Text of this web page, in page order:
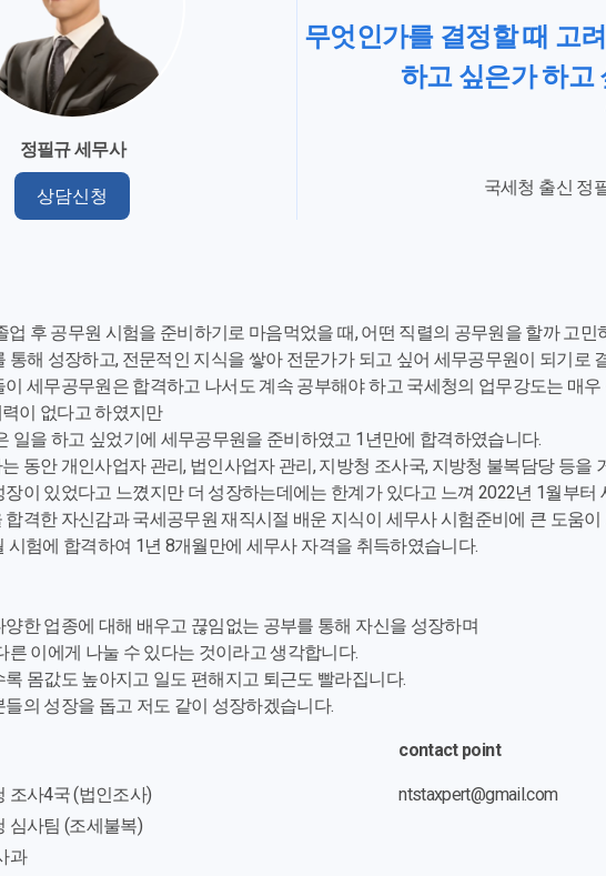
정필규 세무사
상담신청
무엇인가를 결정할 때 고
하고 싶은가 하고
국세청 출신 정
업 후 공무원 시험을 준비하기로 마음먹었을 때, 어떤 직렬의 공무원을 할까 고민
통해 성장하고, 전문적인 지식을 쌓아 전문가가 되고 싶어 세무공무원이 되기로
세무공무원은 합격하고 나서도 계속 공부해야 하고 국세청의 업무강도는 매우
이 없다고 하였지만
일을 하고 싶었기에 세무공무원을 준비하였고 1년만에 합격하였습니다.
동안 개인사업자 관리, 법인사업자 관리, 지방청 조사국, 지방청 불복담당 등을
이 있었다고 느꼈지만 더 성장하는데에는 한계가 있다고 느껴 2022년 1월부터
합격한 자신감과 국세공무원 재직시절 배운 지식이 세무사 시험준비에 큰 도움이
시험에 합격하여 1년 8개월만에 세무사 자격을 취득하였습니다.
한 업종에 대해 배우고 끊임없는 공부를 통해 자신을 성장하며
른 이에게 나눌 수 있다는 것이라고 생각합니다.
몸값도 높아지고 일도 편해지고 퇴근도 빨라집니다.
의 성장을 돕고 저도 같이 성장하겠습니다.
조사4국 (법인조사)
심사팀 (조세불복)
과
contact point
ntstaxpert@gmail.com